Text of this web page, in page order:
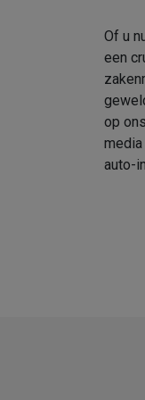
Of u
een
op
auto-